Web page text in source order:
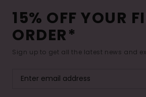
15% OFF YOUR
ORDER*
Sign up to get all the latest news and